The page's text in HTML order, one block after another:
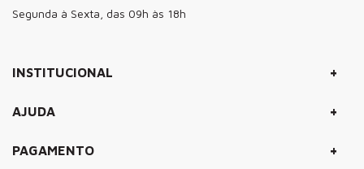
Segunda à Sexta, das 09h às 18h
INSTITUCIONAL +
AJUDA +
PAGAMENTO +